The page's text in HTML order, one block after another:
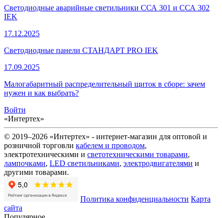
Светодиодные аварийные светильники ССА 301 и ССА 302
IEK
17.12.2025
Светодиодные панели СТАНДАРТ PRO IEK
17.09.2025
Малогабаритный распределительный щиток в сборе: зачем
нужен и как выбрать?
Войти
«Интертех»
© 2019–2026 «Интертех» - интернет-магазин для оптовой и
розничной торговли кабелем и проводом,
электротехническими и светотехническими товарами,
лампочками, LED светильниками, электродвигателями и
другими товарами.
Политика конфиденциальности Карта
сайта